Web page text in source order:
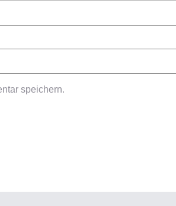
speichern.